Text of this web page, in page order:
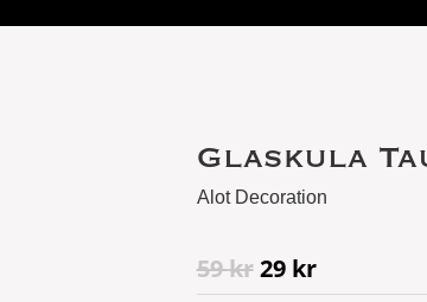
Glaskula
Alot Decoration
59kr Det
ursprungliga
29 krDet